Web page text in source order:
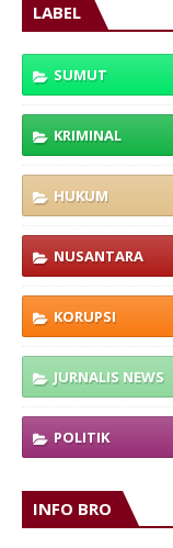
LABEL
SUMUT
KRIMINAL
HUKUM
NUSANTARA
KORUPSI
JURNALIS NEWS
POLITIK
INFO BRO